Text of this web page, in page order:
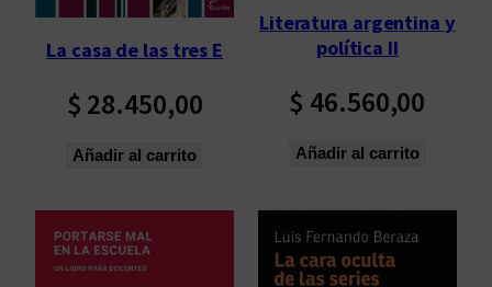
La casa de las tres E
$ 28.450,00
Añadir al carrito
Literatura argentina y
política II
$ 46.560,00
Añadir al carrito